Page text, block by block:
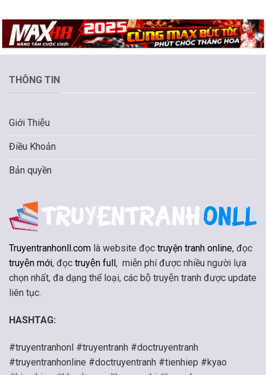
THÔNG TIN
Giới Thiệu
Điều Khoản
Bản quyền
Truyentranhonll.com là website đọc truyện tranh online, đọc
truyện mới, đọc truyện full, miễn phí được nhiều người lựa
chọn nhất, đa dạng thể loại, các bộ truyện tranh được update
liên tục.
HASHTAG:
#truyentranhonl #truyentranh #doctruyentranh
#truyentranhonline #doctruyentranh #tienhiep #kyao